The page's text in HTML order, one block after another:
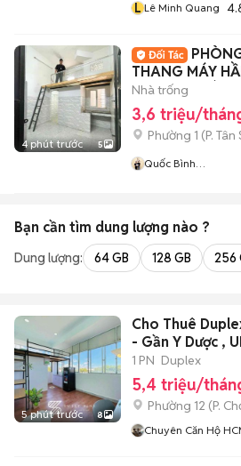
L Lê Minh Quang
4 phút trước 5
THANG MÁY
VĂN HAI GIÁ
Nhà trống
3,6 triệu/
Phường 1 (P.
Quốc Bình
Bạn cần tìm dung lượng nào ?
Dung lượng: 64 GB 128 GB 256
5 phút trước 8
Cho Thuê
- Gần Y Dược ,
1 PN Duplex
5,4 triệu/
Phường 12 (P.
Chuyên Căn Hộ